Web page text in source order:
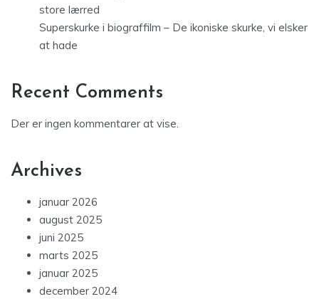
store lærred
Superskurke i biograffilm – De ikoniske skurke, vi elsker
at hade
Recent Comments
Der er ingen kommentarer at vise.
Archives
januar 2026
august 2025
juni 2025
marts 2025
januar 2025
december 2024